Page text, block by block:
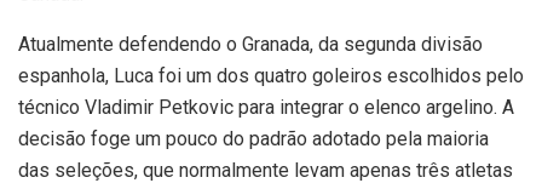
Atualmente defendendo o Granada, da segunda divisão
espanhola, Luca foi um dos quatro goleiros escolhidos pelo
técnico Vladimir Petkovic para integrar o elenco argelino. A
decisão foge um pouco do padrão adotado pela maioria
das seleções, que normalmente levam apenas três atletas